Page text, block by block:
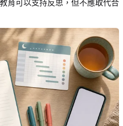
育可以支持反思，但不應取代合